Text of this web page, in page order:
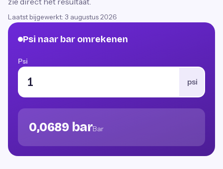
Laatst bijgewerkt: 3 augustus 2026
Psi naar bar omrekenen
Psi
psi
0,0689 barBar